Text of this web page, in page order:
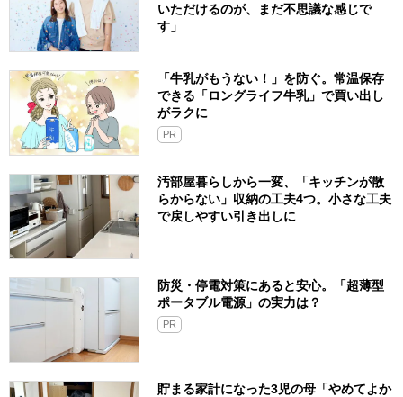
いただけるのが、まだ不思議な感じで
す」
「牛乳がもうない！」を防ぐ。常温保存
できる「ロングライフ牛乳」で買い出し
がラクに
PR
汚部屋暮らしから一変、「キッチンが散
らからない」収納の工夫4つ。小さな工夫
で戻しやすい引き出しに
防災・停電対策にあると安心。「超薄型
ポータブル電源」の実力は？​
PR
貯まる家計になった3児の母「やめてよか